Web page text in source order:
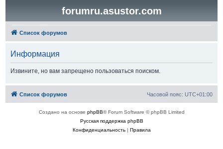
forumru.asustor.com
Список форумов
Информация
Извините, но вам запрещено пользоваться поиском.
Список форумов Часовой пояс: UTC+01:00
Создано на основе phpBB® Forum Software © phpBB Limited
Русская поддержка phpBB
Конфиденциальность| Правила